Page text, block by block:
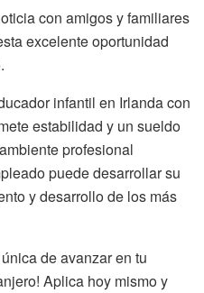
con amigos y familiares
excelente oportunidad
infantil en Irlanda con
estabilidad y un sueldo
profesional
puede desarrollar su
y desarrollo de los más
de avanzar en tu
Aplica hoy mismo y